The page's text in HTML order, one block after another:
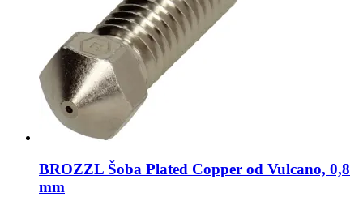
BROZZL Šoba Plated Copper od Vulcano, 0,8
mm